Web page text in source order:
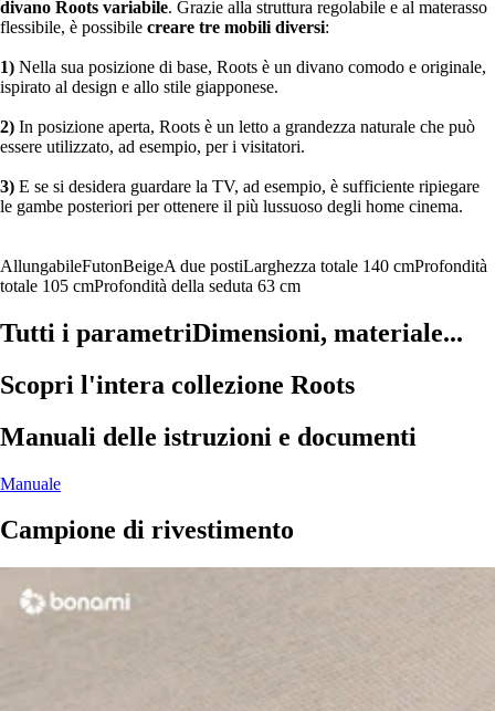
divano Roots variabile. Grazie alla struttura regolabile e al materasso
flessibile, è possibile creare tre mobili diversi:
1) Nella sua posizione di base, Roots è un divano comodo e originale,
ispirato al design e allo stile giapponese.
2) In posizione aperta, Roots è un letto a grandezza naturale che può
essere utilizzato, ad esempio, per i visitatori.
3) E se si desidera guardare la TV, ad esempio, è sufficiente ripiegare
le gambe posteriori per ottenere il più lussuoso degli home cinema.
AllungabileFutonBeigeA due postiLarghezza totale 140 cmProfondità
totale 105 cmProfondità della seduta 63 cm
Tutti i parametriDimensioni, materiale...
Scopri l'intera collezione Roots
Manuali delle istruzioni e documenti
Manuale
Campione di rivestimento